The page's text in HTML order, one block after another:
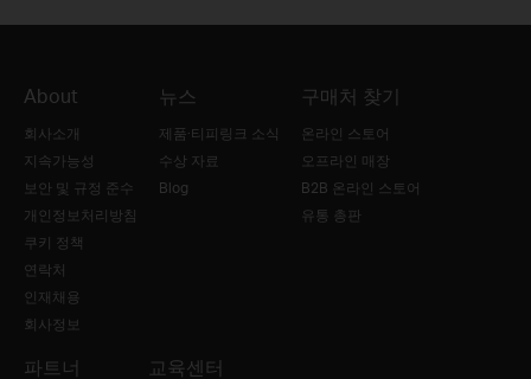
About
회사소개
지속가능성
보안 및 규정 준수
개인정보처리방침
쿠키 정책
연락처
인재채용
회사정보
뉴스
제품·티피링크 소식
수상 자료
Blog
구매처 찾기
온라인 스토어
오프라인 매장
B2B 온라인 스토어
유통 총판
파트너 교육센터